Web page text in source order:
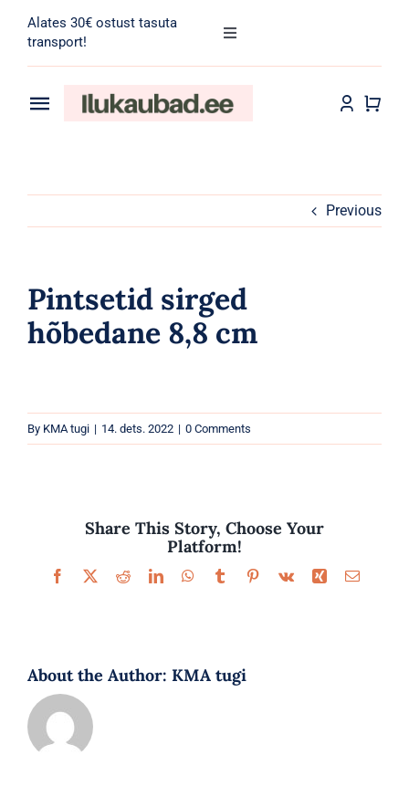
content
Alates 30€ ostust tasuta
transport!
Toggle
for:
Toggle
Meik
Parfüümid
Previous
Pintsetid sirged
hõbedane 8,8 cm
By KMA tugi | 14. dets. 2022 | 0 Comments
Share This Story, Choose Your
Platform!
Facebook
X RedditLinkedInWhatsApp
TumblrPinterest
Vk Xing Email
About the Author: KMA tugi